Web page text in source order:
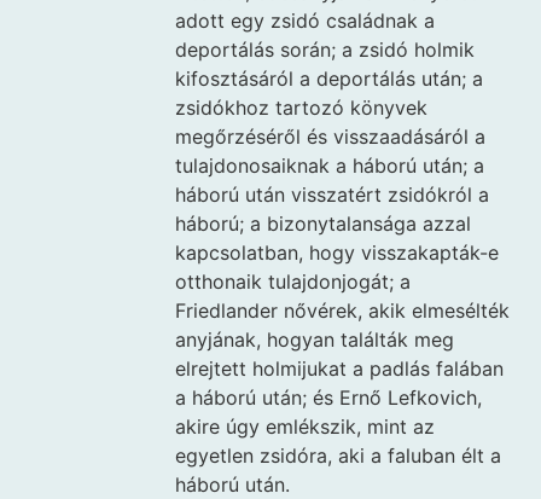
adott egy zsidó családnak a
deportálás során; a zsidó holmik
kifosztásáról a deportálás után; a
zsidókhoz tartozó könyvek
megőrzéséről és visszaadásáról a
tulajdonosaiknak a háború után; a
háború után visszatért zsidókról a
háború; a bizonytalansága azzal
kapcsolatban, hogy visszakapták-e
otthonaik tulajdonjogát; a
Friedlander nővérek, akik elmesélték
anyjának, hogyan találták meg
elrejtett holmijukat a padlás falában
a háború után; és Ernő Lefkovich,
akire úgy emlékszik, mint az
egyetlen zsidóra, aki a faluban élt a
háború után.